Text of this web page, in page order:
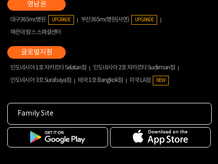
대구365mc병원 UPGRADE 부산365mc병원(서면) UPGRADE
해운대 람스 스페셜센터
인도네시아 1호 자카르타 Selatan점
인도네시아 2호 자카르타 Sudirman점
인도네시아 3호 Surabaya점
태국 1호 Bangkok점 미국 LA점 NEW
Family Site